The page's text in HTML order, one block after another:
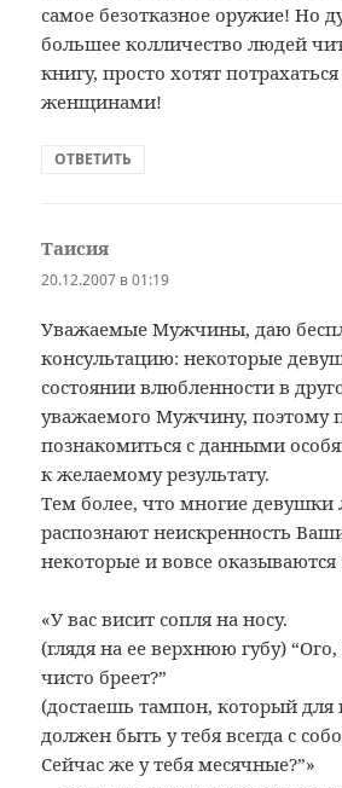
самое безотказное оружие! Но
большее колличество людей
книгу, просто хотят
женщинами!
ОТВЕТИТЬ
Таисия
20.12.2007 в 01:19
Уважаемые Мужчины, даю
консультацию: некоторые
состоянии влюбленности в
уважаемого Мужчину, поэтому
познакомиться с данными
к желаемому результату.
Тем более, что многие девушки
распознают неискренность
некоторые и вовсе оказываются
«У вас висит сопля на носу.
(глядя на ее верхнюю губу)
чисто бреет?”
(достаешь тампон, который
должен быть у тебя всегда с
Сейчас же у тебя месячные?”»